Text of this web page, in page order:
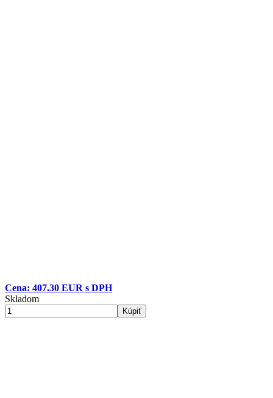
Cena: 407.30 EUR s DPH
Skladom
Kúpiť